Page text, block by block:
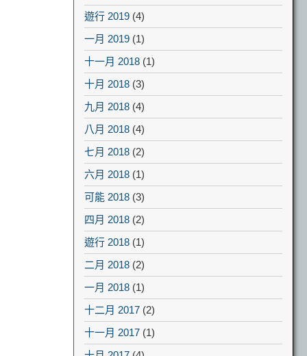
遊行 2019 (4)
一月 2019 (1)
十一月 2018 (1)
十月 2018 (3)
九月 2018 (4)
八月 2018 (4)
七月 2018 (2)
六月 2018 (1)
可能 2018 (3)
四月 2018 (2)
遊行 2018 (1)
二月 2018 (2)
一月 2018 (1)
十二月 2017 (2)
十一月 2017 (1)